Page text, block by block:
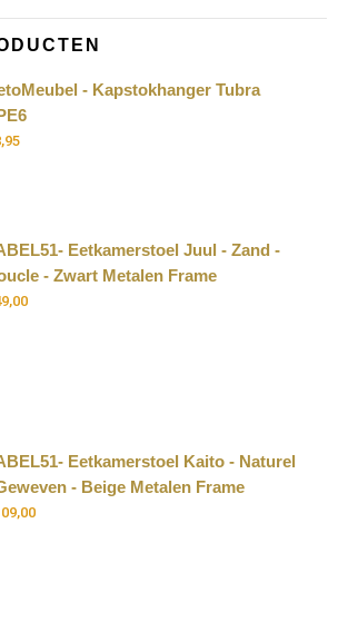
- Kapstokhanger Tubra
Eetkamerstoel Juul - Zand -
- Zwart Metalen Frame
Eetkamerstoel Kaito - Naturel
- Beige Metalen Frame